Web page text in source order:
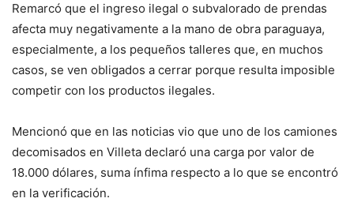
Remarcó que el ingreso ilegal o subvalorado de prendas
afecta muy negativamente a la mano de obra paraguaya,
especialmente, a los pequeños talleres que, en muchos
casos, se ven obligados a cerrar porque resulta imposible
competir con los productos ilegales.
Mencionó que en las noticias vio que uno de los camiones
decomisados en Villeta declaró una carga por valor de
18.000 dólares, suma ínfima respecto a lo que se encontró
en la verificación.